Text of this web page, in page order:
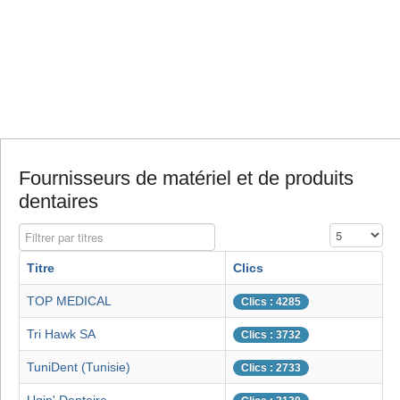
Fournisseurs de matériel et de produits
dentaires
Filtrer par titres Affichage #
Titre Clics
TOP MEDICAL Clics : 4285
Tri Hawk SA Clics : 3732
TuniDent (Tunisie) Clics : 2733